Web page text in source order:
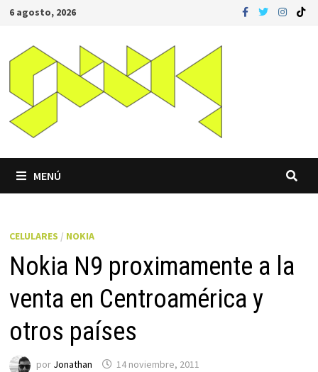
Saltar
contenido
6 agosto, 2026
MENÚ
CELULARES / NOKIA
Nokia N9 proximamente a la
venta en Centroamérica y
otros países
por Jonathan 14 noviembre, 2011